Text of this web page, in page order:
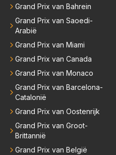
Grand Prix van Bahrein
Grand Prix van Saoedi-
Arabië
Grand Prix van Miami
Grand Prix van Canada
Grand Prix van Monaco
Grand Prix van Barcelona-
Catalonië
Grand Prix van Oostenrijk
Grand Prix van Groot-
Brittannië
Grand Prix van België